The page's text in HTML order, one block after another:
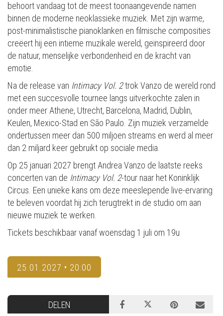
behoort vandaag tot de meest toonaangevende namen
binnen de moderne neoklassieke muziek. Met zijn warme,
post-minimalistische pianoklanken en filmische composities
creëert hij een intieme muzikale wereld, geïnspireerd door
de natuur, menselijke verbondenheid en de kracht van
emotie.
Na de release van Intimacy Vol. 2trok Vanzo de wereld rond
met een succesvolle tournee langs uitverkochte zalen in
onder meer Athene, Utrecht, Barcelona, Madrid, Dublin,
Keulen, Mexico-Stad en São Paulo. Zijn muziek verzamelde
ondertussen meer dan 500 miljoen streams en werd al meer
dan 2 miljard keer gebruikt op sociale media.
Op 25 januari 2027 brengt Andrea Vanzo de laatste reeks
concerten van de Intimacy Vol. 2-tour naar het Koninklijk
Circus. Een unieke kans om deze meeslepende live-ervaring
te beleven voordat hij zich terugtrekt in de studio om aan
nieuwe muziek te werken.
Tickets beschikbaar vanaf woensdag 1 juli om 19u
25.01.2027 • 20:00
DELEN